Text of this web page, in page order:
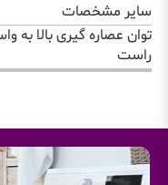
سایر مشخصات
توان عصاره گیری بالا
راست